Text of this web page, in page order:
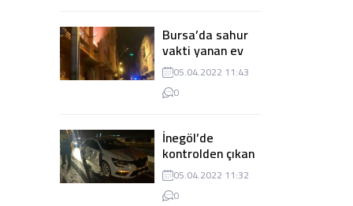
Bursa’da sahur
vakti yanan ev
panik
yaşanmasına
sebep oldu
05.04.2022 11:43
0
İnegöl’de
kontrolden çıkan
tır 2 otomobile
çarptı
05.04.2022 11:32
0